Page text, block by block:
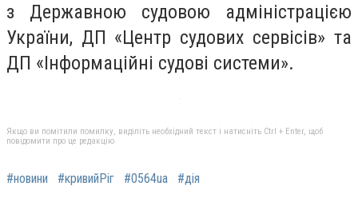
з Державною судовою адміністрацією
України, ДП «Центр судових сервісів» та
ДП «Інформаційні судові системи».
Якщо ви помітили помилку, виділіть необхідний текст і натисніть Ctrl + Enter, щоб
повідомити про це редакцію
#новини #кривийРіг #0564ua #дія